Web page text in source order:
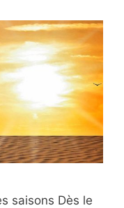
saisons Dès le